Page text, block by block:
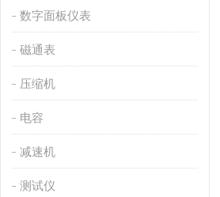
数字面板仪表
磁通表
压缩机
电容
减速机
测试仪